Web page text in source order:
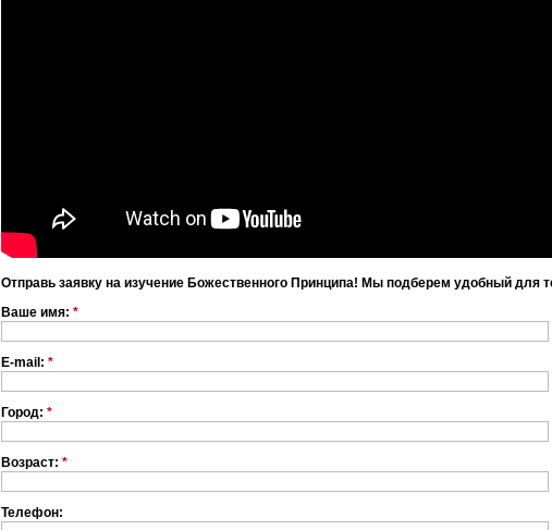
Отправь заявку на изучение Божественного Принципа! Мы подберем удобный для
Ваше имя: *
E-mail: *
Город: *
Возраст: *
Телефон: